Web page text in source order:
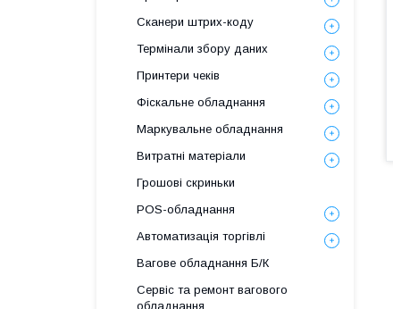
Сканери штрих-коду
Термінали збору даних
Принтери чеків
Фіскальне обладнання
Маркувальне обладнання
Витратні матеріали
Грошові скриньки
POS-обладнання
Автоматизація торгівлі
Вагове обладнання Б/К
Сервіс та ремонт вагового
обладнання